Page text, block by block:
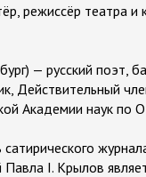
режиссёр театра и
— русский поэт,
Действительный
Академии наук по
I. Крылов